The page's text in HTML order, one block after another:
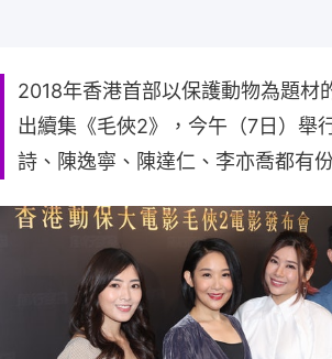
2018年香港首部以保護動物為題材
出續集《毛俠2》，今午（7日）舉
詩、陳逸寧、陳達仁、李亦喬都有